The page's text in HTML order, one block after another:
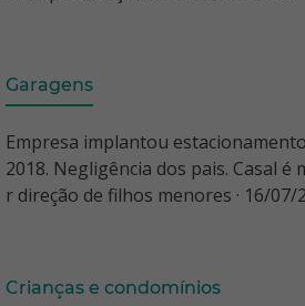
Garagens
Empresa implantou
2018. Negligência dos pais. Casal é
r direção de filhos menores · 16/07/
Crianças e condomínios